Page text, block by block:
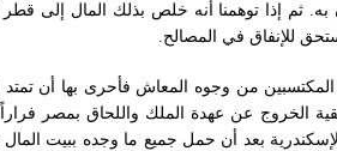
به‏.‏ ثم إذا توهمنا أنه خلص بذلك المال إلى
للإنفاق في المصالح‏.‏
المكتسبين من وجوه المعاش فأحرى بها أن
الخروج عن عهدة الملك واللحاق بمصر
بعد أن حمل جميع ما وجده ببيت